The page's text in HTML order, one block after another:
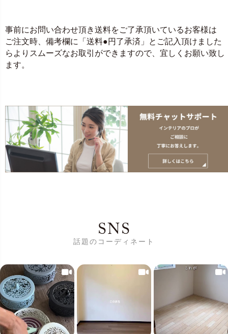
事前にお問い合わせ頂き送料をご了承頂いているお客様は
ご注文時、備考欄に「送料●円了承済」とご記入頂けました
らよりスムーズなお取引ができますので、宜しくお願い致し
ます。
SNS
話題のコーディネート